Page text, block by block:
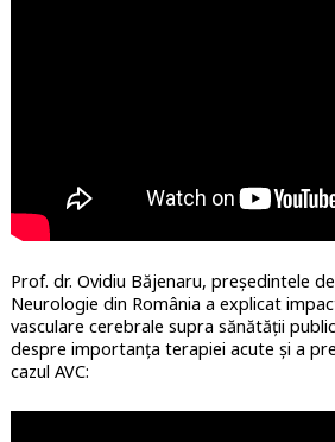
Prof. dr. Ovidiu Băjenaru, președintele
Neurologie din România a explicat
vasculare cerebrale supra sănătății
despre importanța terapiei acute și a
cazul AVC: